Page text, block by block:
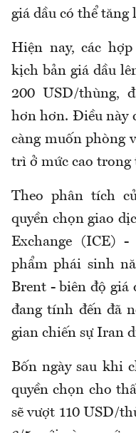
giá dầu có thể tăng
Hiện nay, các
kịch bản giá dầu
200 USD/thùng,
hơn hơn. Điều này
càng muốn phòng
trì ở mức cao trong
Theo phân tích
quyền chọn giao
Exchange (ICE)
phẩm phái sinh
Brent - biên độ giá
đang tính đến đã
gian chiến sự Iran
Bốn ngày sau khi
quyền chọn cho
sẽ vượt 110 USD/